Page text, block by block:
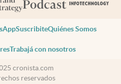
SuscribiteQuiénes Somos
Trabajá con nosotros
cronista.com
reservados